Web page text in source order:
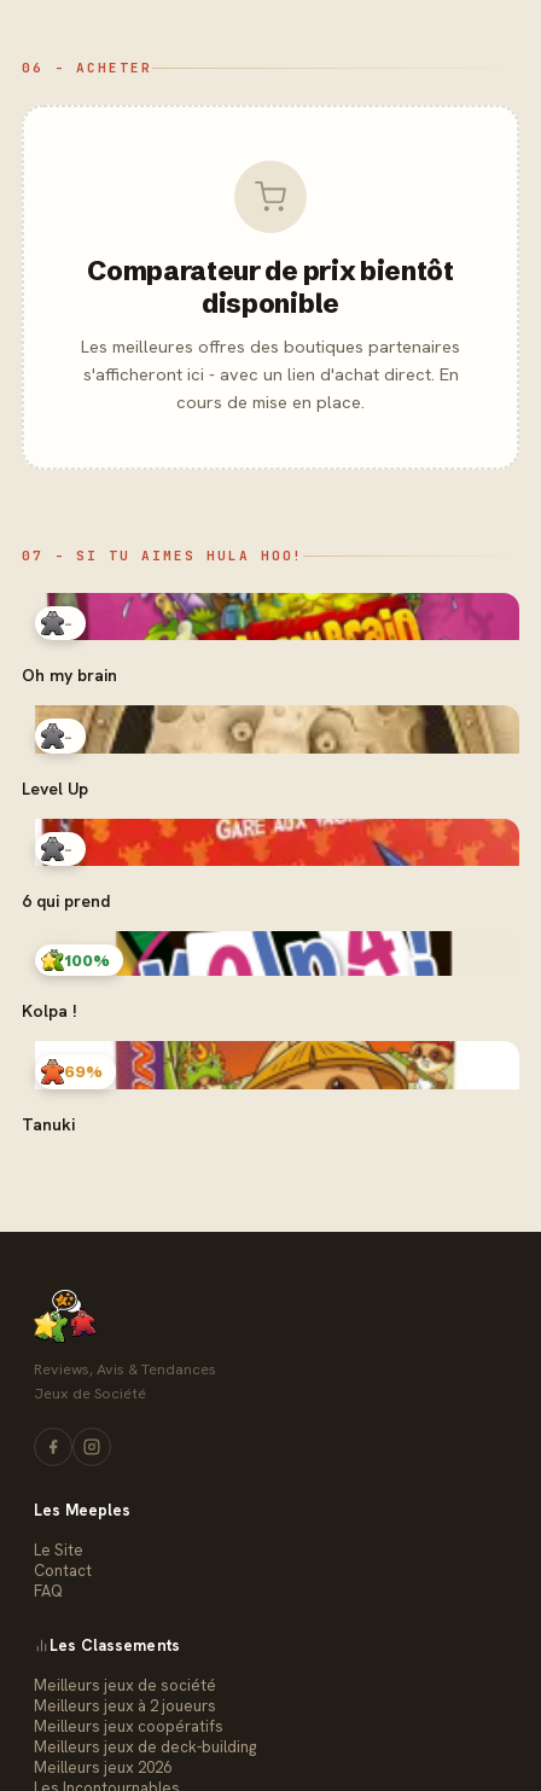
06 - ACHETER
Comparateur de prix bientôt
disponible
Les meilleures offres des boutiques partenaires
s'afficheront ici - avec un lien d'achat direct. En
cours de mise en place.
07 - SI TU AIMES HULA HOO!
-
Oh my brain
-
Level Up
-
6 qui prend
100%
Kolpa !
69%
Tanuki
Reviews, Avis & Tendances
Jeux de Société
Les Meeples
Le Site
Contact
FAQ
Les Classements
Meilleurs jeux de société
Meilleurs jeux à 2 joueurs
Meilleurs jeux coopératifs
Meilleurs jeux de deck-building
Meilleurs jeux 2026